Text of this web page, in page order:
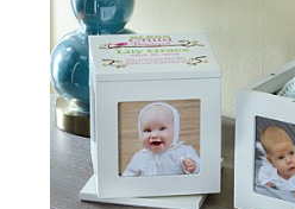
ORGANISATEUR